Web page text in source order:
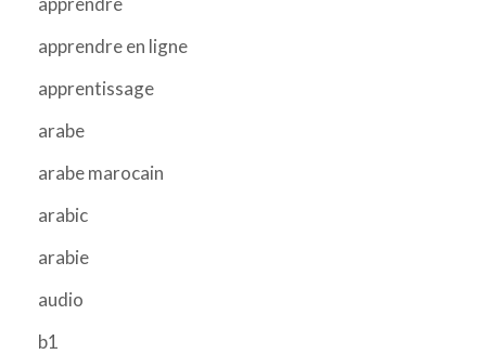
apprendre en ligne
apprentissage
arabe
arabe marocain
arabic
arabie
audio
b1